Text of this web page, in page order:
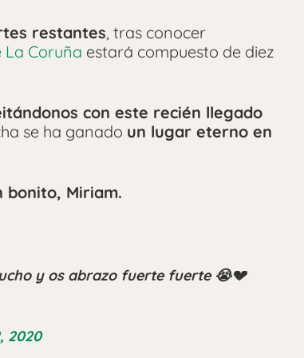
restantes, tras conocer
Coruña estará compuesto de diez
con este recién llegado
se ha ganado un lugar eterno en
bonito, Miriam.
y os abrazo fuerte fuerte 😭💔
2020